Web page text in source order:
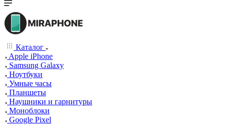
Каталог
Apple iPhone
Samsung Galaxy
Ноутбуки
Умные часы
Планшеты
Наушники и гарнитуры
Моноблоки
Google Pixel